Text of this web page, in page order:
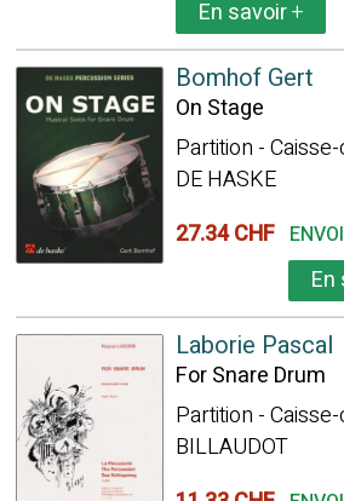
En savoir+
Bomhof Gert
On Stage
Partition -
DE HASKE
27.34 CHF
Laborie Pascal
For Snare Drum
Partition -
BILLAUDOT